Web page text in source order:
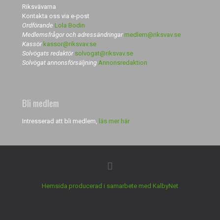
Riksvävarna
Kontakta oss via e-post
Ordförande Lola Bodin
Medlemsfrågor och adressändringarmedlem@riksvav.se
Kassör kassor@riksvav.se
Solvögats redaktör solvogat@riksvav.se
Solvögat annonsförsäljning Annonsredaktion
Bli medlem
Intresserad att bli medlem, läs mer här
Hemsida producerad i samarbete med KalbyNet